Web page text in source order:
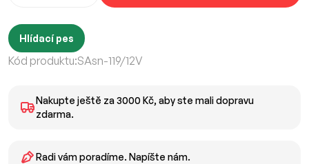
Hlídací pes
Kód produktu:SAsn-119/12V
Nakupte ještě za 3000 Kč, aby ste mali dopravu
zdarma.
Radi vám poradíme. Napíšte nám.